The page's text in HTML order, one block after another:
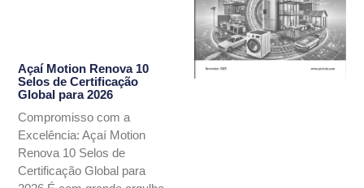
Açaí Motion Renova 10
Selos de Certificação
Global para 2026
Compromisso com a
Excelência: Açaí Motion
Renova 10 Selos de
Certificação Global para